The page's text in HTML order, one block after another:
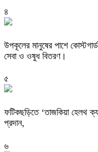
৪
উপকূলের মানুষের পাশে
সেবা ও ওষুধ বিতরণ।
৫
ফটিকছড়িতে ‘তাজকিয়া হেলথ
প্রদান,
৬